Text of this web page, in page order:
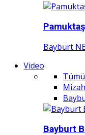
Bayburt
Video
Tümü
Mizah
Bayburt